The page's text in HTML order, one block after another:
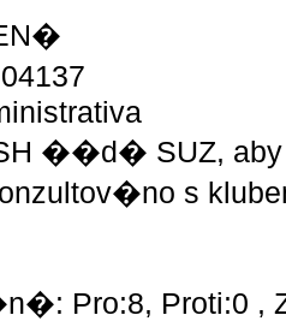
��d� SUZ,
s
Pro:8, Proti:0 ,